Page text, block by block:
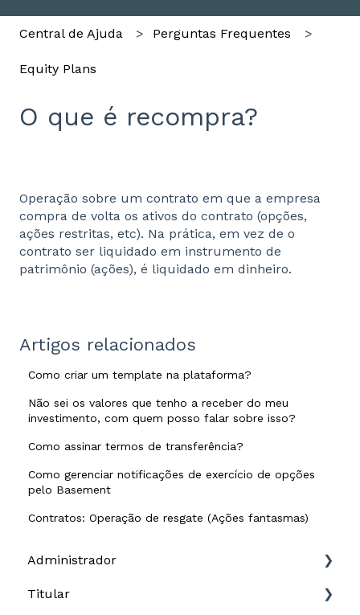
Central de Ajuda Perguntas Frequentes
Equity Plans
O que é recompra?
Operação sobre um contrato em que a empresa
compra de volta os ativos do contrato (opções,
ações restritas, etc). Na prática, em vez de o
contrato ser liquidado em instrumento de
patrimônio (ações), é liquidado em dinheiro.
Artigos relacionados
Como criar um template na plataforma?
Não sei os valores que tenho a receber do meu
investimento, com quem posso falar sobre isso?
Como assinar termos de transferência?
Como gerenciar notificações de exercício de opções
pelo Basement
Contratos: Operação de resgate (Ações fantasmas)
Administrador
Governança
Titular